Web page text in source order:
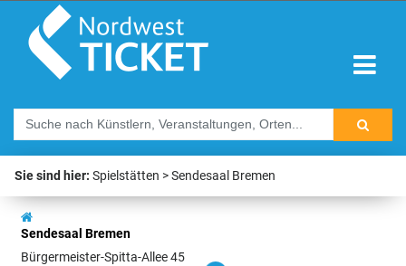
Sie sind hier: Spielstätten Sendesaal Bremen
Sendesaal Bremen
Bürgermeister-Spitta-Allee 45